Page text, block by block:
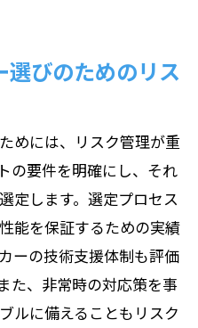
びのためのリス
めには、リスク管理が重
の要件を明確にし、それ
定します。選定プロセス
能を保証するための実績
ーの技術支援体制も評価
た、非常時の対応策を事
ルに備えることもリスク